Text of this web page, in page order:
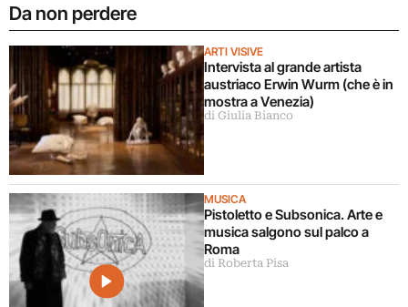
Da non perdere
ARTI VISIVE
Intervista al grande artista
austriaco Erwin Wurm (che è in
mostra a Venezia)
di Giulia Bianco
MUSICA
Pistoletto e Subsonica. Arte e
musica salgono sul palco a
Roma
di Roberta Pisa